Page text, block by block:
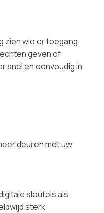
zien wie er toegang
geven of
snel en eenvoudig in
deuren met uw
sleutels als
sterk